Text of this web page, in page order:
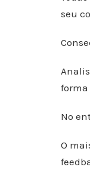
seu
forma
No
O